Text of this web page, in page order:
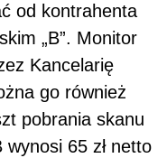
od kontrahenta
„B”. Monitor
Kancelarię
go również
pobrania skanu
65 zł netto